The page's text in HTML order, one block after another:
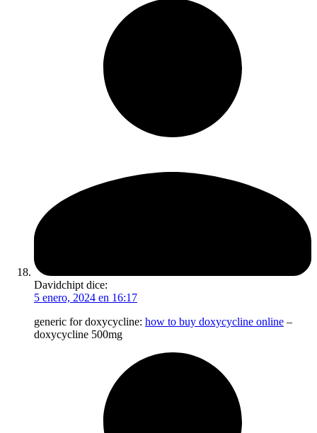
Davidchipt dice:
5 enero, 2024 en 16:17
generic for doxycycline: how to buy doxycycline online –
doxycycline 500mg